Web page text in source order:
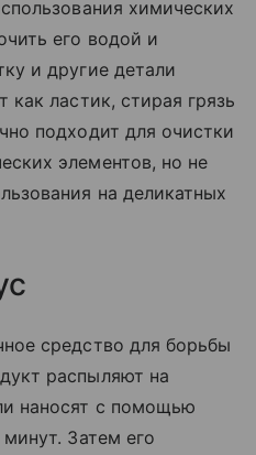
химических
его водой и
и другие детали
как ластик, стирая грязь
подходит для очистки
элементов, но не
на деликатных
средство для борьбы
распыляют на
наносят с помощью
Затем его